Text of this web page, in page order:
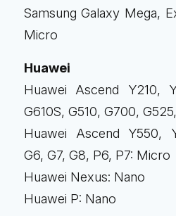
Samsung Galaxy Mega,
Micro
Huawei
Huawei Ascend Y210,
G610S, G510, G700,
Huawei Ascend Y550,
G6, G7, G8, P6, P7: Micro
Huawei Nexus: Nano
Huawei P: Nano